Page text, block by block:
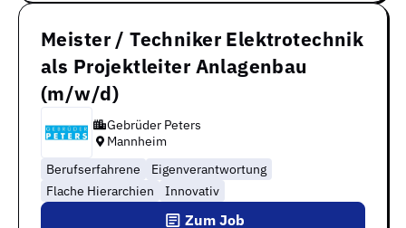
Meister / Techniker Elektrotechnik
als Projektleiter Anlagenbau
(m/w/d)
Gebrüder Peters
Mannheim
Berufserfahrene
Eigenverantwortung
Flache Hierarchien
Innovativ
Zum Job